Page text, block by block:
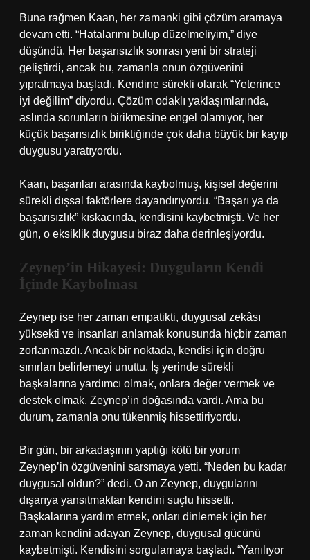
Buna rağmen Kaan, her zamanki gibi çözüm aramaya
devam etti. “Hatalarımı bulup düzelmeliyim,” diye
düşündü. Her başarısızlık sonrası yeni bir strateji
geliştirdi, ancak bu, zamanla onun özgüvenini
yıpratmaya başladı. Kendine sürekli olarak “Yeterince
iyi değilim” diyordu. Çözüm odaklı yaklaşımlarında,
aslında sorunların birikmesine engel olamıyor, her
küçük başarısızlık biriktiğinde çok daha büyük bir kayıp
duygusu yaratıyordu.
Kaan, başarıları arasında kaybolmuş, kişisel değerini
sürekli dışsal faktörlere dayandırıyordu. “Başarı ya da
başarısızlık” kıskacında, kendisini kaybetmişti. Ve her
gün, o eksiklik duygusu biraz daha derinleşiyordu.
Zeynep’in Hikayesi: Duyguların Kendi
İçinde Kaybolması
Zeynep ise her zaman empatikti, duygusal zekâsı
yüksekti ve insanları anlamak konusunda hiçbir zaman
zorlanmazdı. Ancak bir noktada, kendisi için doğru
sınırları belirlemeyi unuttu. İş yerinde sürekli
başkalarına yardımcı olmak, onlara değer vermek ve
destek olmak, Zeynep’in doğasında vardı. Ama bu
durum, zamanla onu tükenmiş hissettiriyordu.
Bir gün, bir arkadaşının yaptığı kötü bir yorum
Zeynep’in özgüvenini sarsmaya yetti. “Neden bu kadar
duygusal oldun?” dedi. O an Zeynep, duygularını
dışarıya yansıtmaktan kendini suçlu hissetti.
Başkalarına yardım etmek, onları dinlemek için her
zaman kendini adayan Zeynep, duygusal gücünü
kaybetmişti. Kendisini sorgulamaya başladı. “Yanılıyor